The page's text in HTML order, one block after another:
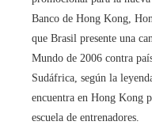
Banco de Hong Kong,
que Brasil presente una
Mundo de 2006 contra
Sudáfrica, según la
encuentra en Hong Kong
escuela de entrenadores.